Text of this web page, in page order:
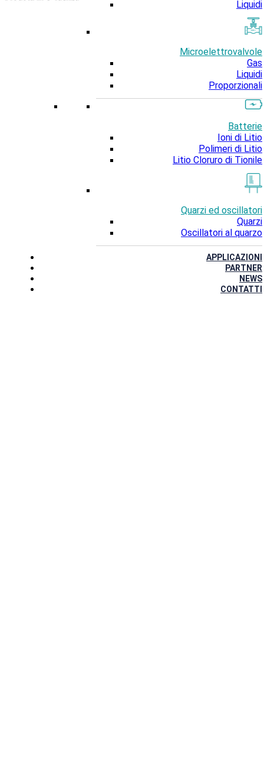
Liquidi
Microelettrovalvole
Gas
Liquidi
Proporzionali
Batterie
Ioni di Litio
Polimeri di Litio
Litio Cloruro di Tionile
Quarzi ed oscillatori
Quarzi
Oscillatori al quarzo
APPLICAZIONI
PARTNER
NEWS
CONTATTI